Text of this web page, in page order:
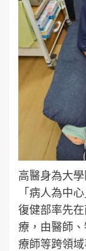
高醫身為大
「病人為中
復健部率先
療，由醫師
療師等跨領